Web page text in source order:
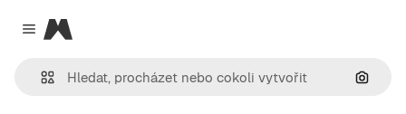
Close menu
Magnific
Hledat